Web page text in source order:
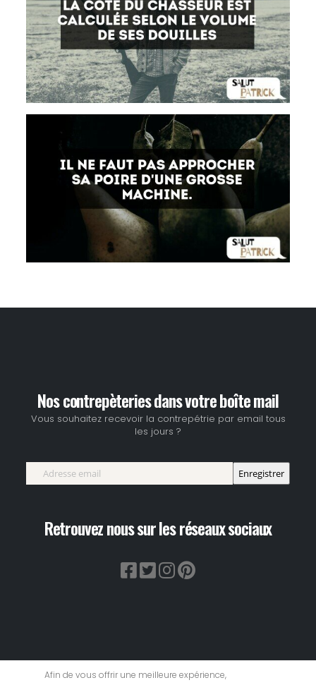
Afin de vous offrir une meilleure expérience,
Nos contrepèteries dans votre boîte mail
Vous souhaitez recevoir la contrepétrie par email tous
les jours ?
Retrouvez nous sur les réseaux sociaux
Accueil|site rencontre | Mentions Légales|